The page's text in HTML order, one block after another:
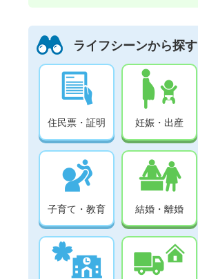
ライフシーンから探す
住民票・証明 妊娠・出産
子育て・教育 結婚・離婚